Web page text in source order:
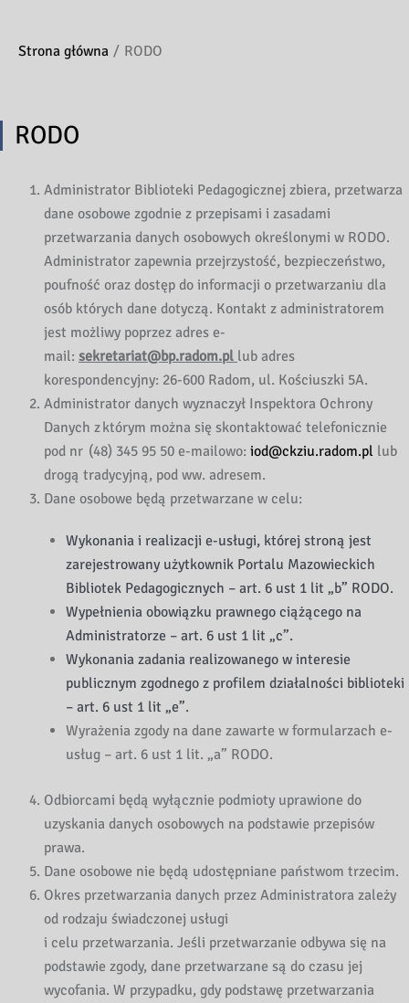
Strona główna RODO
RODO
Administrator Biblioteki Pedagogicznej zbiera, przetwarza
dane osobowe zgodnie z przepisami i zasadami
przetwarzania danych osobowych określonymi w RODO.
Administrator zapewnia przejrzystość, bezpieczeństwo,
poufność oraz dostęp do informacji o przetwarzaniu dla
osób których dane dotyczą. Kontakt z administratorem
jest możliwy poprzez adres e-
mail: sekretariat@bp.radom.pl lub adres
korespondencyjny: 26-600 Radom, ul. Kościuszki 5A.
Administrator danych wyznaczył Inspektora Ochrony
Danych z którym można się skontaktować telefonicznie
pod nr (48) 345 95 50 e-mailowo: iod@ckziu.radom.pl lub
drogą tradycyjną, pod ww. adresem.
Dane osobowe będą przetwarzane w celu:
Wykonania i realizacji e-usługi, której stroną jest
zarejestrowany użytkownik Portalu Mazowieckich
Bibliotek Pedagogicznych – art. 6 ust 1 lit „b” RODO.
Wypełnienia obowiązku prawnego ciążącego na
Administratorze – art. 6 ust 1 lit „c”.
Wykonania zadania realizowanego w interesie
publicznym zgodnego z profilem działalności biblioteki
– art. 6 ust 1 lit „e”.
Wyrażenia zgody na dane zawarte w formularzach e-
usług – art. 6 ust 1 lit. „a” RODO.
Odbiorcami będą wyłącznie podmioty uprawione do
uzyskania danych osobowych na podstawie przepisów
prawa.
Dane osobowe nie będą udostępniane państwom trzecim.
Okres przetwarzania danych przez Administratora zależy
od rodzaju świadczonej usługi
i celu przetwarzania. Jeśli przetwarzanie odbywa się na
podstawie zgody, dane przetwarzane są do czasu jej
wycofania. W przypadku, gdy podstawę przetwarzania